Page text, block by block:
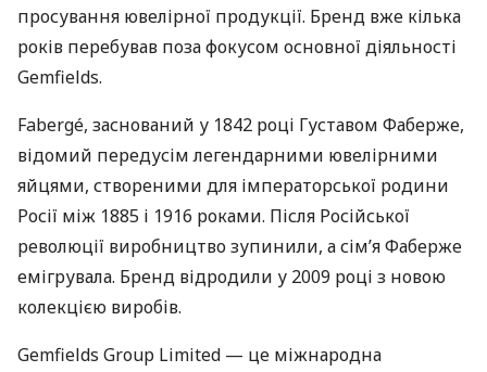
просування ювелірної продукції. Бренд вже кілька
років перебував поза фокусом основної діяльності
Gemfields.
Fabergé, заснований у 1842 році Густавом Фаберже,
відомий передусім легендарними ювелірними
яйцями, створеними для імператорської родини
Росії між 1885 і 1916 роками. Після Російської
революції виробництво зупинили, а сім’я Фаберже
емігрувала. Бренд відродили у 2009 році з новою
колекцією виробів.
Gemfields Group Limited — це міжнародна